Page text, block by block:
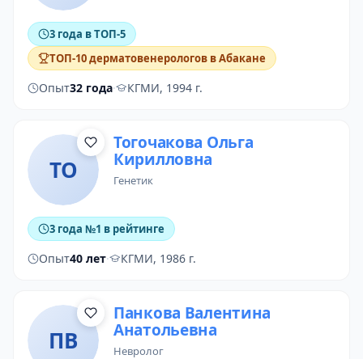
3 года в ТОП-5
ТОП-10 дерматовенерологов в Абакане
Опыт32 года· КГМИ, 1994 г.
ТО
Тогочакова Ольга
Кирилловна
генетик
3 года №1 в рейтинге
Опыт40 лет· КГМИ, 1986 г.
ПВ
Панкова Валентина
Анатольевна
невролог